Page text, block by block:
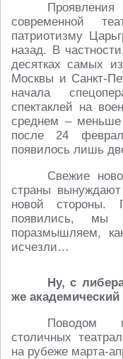
современной
патриотизму
назад. В
десятках самых
Москвы и Санкт-
начала
спектаклей на
среднем – меньше
после 24
появилось лишь
Свежие
страны
новой стороны.
появились, мы
поразмышляем,
исчезли…
Ну, с
же академический
Поводом
столичных
на рубеже марта-